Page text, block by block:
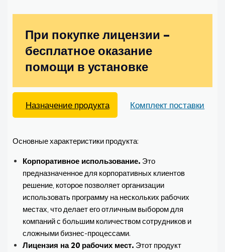
При покупке лицензии –
бесплатное оказание
помощи в установке
Назначение продукта Комплект поставки
Основные характеристики продукта:
Корпоративное использование. Это
предназначенное для корпоративных клиентов
решение, которое позволяет организации
использовать программу на нескольких рабочих
местах, что делает его отличным выбором для
компаний с большим количеством сотрудников и
сложными бизнес-процессами.
Лицензия на 20 рабочих мест. Этот продукт